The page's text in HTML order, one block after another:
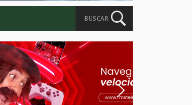
BUSCAR
Next